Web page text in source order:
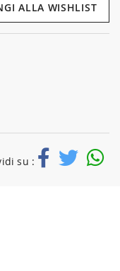
ALLA WISHLIST
su :